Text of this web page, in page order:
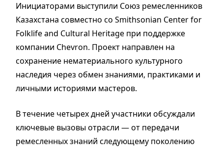
Инициаторами выступили Союз ремесленников
Казахстана совместно со Smithsonian Center for
Folklife and Cultural Heritage при поддержке
компании Chevron. Проект направлен на
сохранение нематериального культурного
наследия через обмен знаниями, практиками и
личными историями мастеров.
В течение четырех дней участники обсуждали
ключевые вызовы отрасли — от передачи
ремесленных знаний следующему поколению